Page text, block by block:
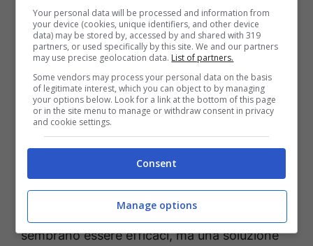
Vetro brillante senza fatica: il rimedio casalingo più efficace
– ot11ot2.it
Neppure i più costosi spray chimici talvolta
sembrano essere efficaci, ma una soluzione
Your personal data will be processed and information from
your device (cookies, unique identifiers, and other device
data) may be stored by, accessed by and shared with 319
partners, or used specifically by this site. We and our partners
may use precise geolocation data. List of partners.
Some vendors may process your personal data on the basis
of legitimate interest, which you can object to by managing
your options below. Look for a link at the bottom of this page
or in the site menu to manage or withdraw consent in privacy
and cookie settings.
Consent
Manage options